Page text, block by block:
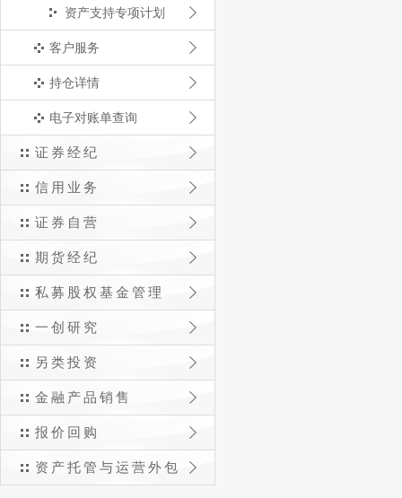
资产支持专项计划
客户服务
持仓详情
电子对账单查询
证券经纪
信用业务
证券自营
期货经纪
私募股权基金管理
一创研究
另类投资
金融产品销售
报价回购
资产托管与运营外包